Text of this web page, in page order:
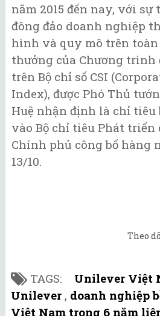
năm 2015 đến nay, với sự
đông đảo doanh nghiệp
hình và quy mô trên toàn
thưởng của Chương trình
trên Bộ chỉ số CSI
Index), được Phó Thủ
Huệ nhận định là chỉ tiêu
vào Bộ chỉ tiêu Phát triển
Chính phủ công bố hàng
13/10.
Theo
TAGS: Unilever Việt
Unilever , doanh nghiệp
Việt Nam trong 6 năm